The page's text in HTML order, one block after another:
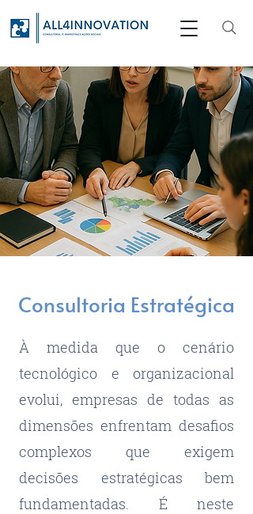
Consultoria Estratégica
À medida que o cenário
tecnológico e organizacional
evolui, empresas de todas as
dimensões enfrentam desafios
complexos que exigem
decisões estratégicas bem
fundamentadas. É neste